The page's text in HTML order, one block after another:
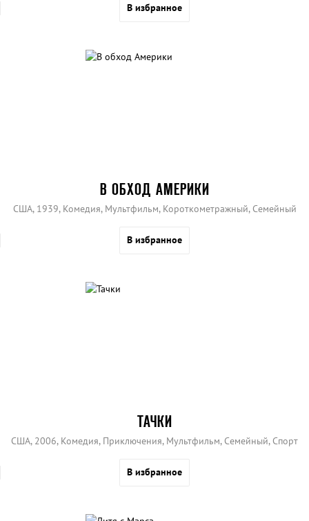
В избранное
В ОБХОД АМЕРИКИ
США, 1939, Комедия, Мультфильм, Короткометражный, Семейный
В избранное
ТАЧКИ
США, 2006, Комедия, Приключения, Мультфильм, Семейный, Спорт
В избранное